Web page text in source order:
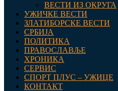
ВЕСТИ ИЗ ОКРУГА
УЖИЧКЕ ВЕСТИ
ЗЛАТИБОРСКЕ ВЕСТИ
СРБИЈА
ПОЛИТИКА
ПРАВОСЛАВЉЕ
ХРОНИКА
СЕРВИС
СПОРТ ПЛУС – УЖИЦЕ
КОНТАКТ